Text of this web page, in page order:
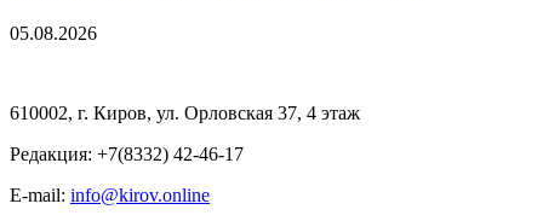
05.08.2026
610002, г. Киров, ул. Орловская 37, 4 этаж
Редакция: +7(8332) 42-46-17
E-mail: info@kirov.online